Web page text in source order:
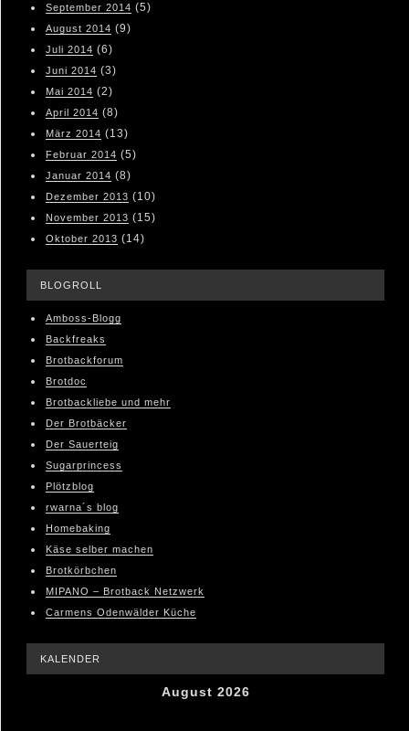
September 2014 (5)
August 2014 (9)
Juli 2014 (6)
Juni 2014 (3)
Mai 2014 (2)
April 2014 (8)
März 2014 (13)
Februar 2014 (5)
Januar 2014 (8)
Dezember 2013 (10)
November 2013 (15)
Oktober 2013 (14)
BLOGROLL
Amboss-Blogg
Backfreaks
Brotbackforum
Brotdoc
Brotbackliebe und mehr
Der Brotbäcker
Der Sauerteig
Sugarprincess
Plötzblog
rwarna´s blog
Homebaking
Käse selber machen
Brotkörbchen
MIPANO – Brotback Netzwerk
Carmens Odenwälder Küche
KALENDER
August 2026